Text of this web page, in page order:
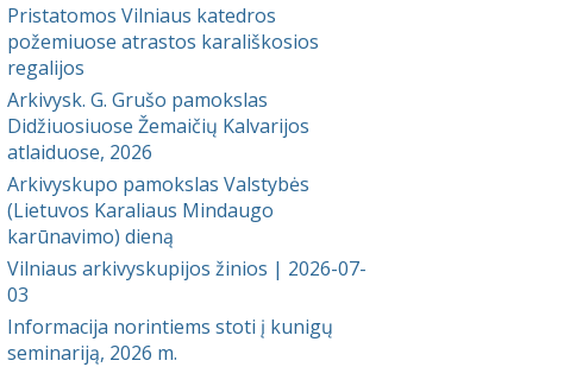
Pristatomos Vilniaus katedros
požemiuose atrastos karališkosios
regalijos
Arkivysk. G. Grušo pamokslas
Didžiuosiuose Žemaičių Kalvarijos
atlaiduose, 2026
Arkivyskupo pamokslas Valstybės
(Lietuvos Karaliaus Mindaugo
karūnavimo) dieną
Vilniaus arkivyskupijos žinios | 2026-07-
03
Informacija norintiems stoti į kunigų
seminariją, 2026 m.